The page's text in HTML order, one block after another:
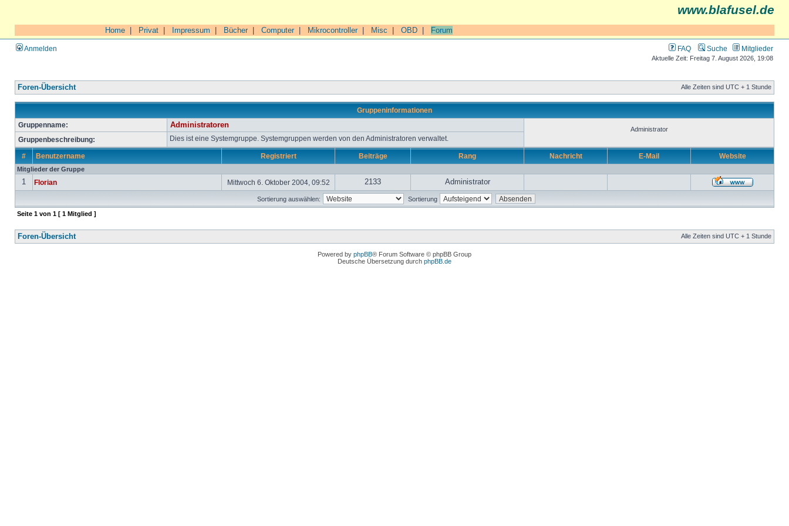
www.blafusel.de
Home Privat Impressum Bücher| Computer| Mikrocontroller| Misc OBD Forum
Anmelden FAQ Suche Mitglieder
Aktuelle Zeit: Freitag 7. August 2026, 19:08
Foren-Übersicht Alle Zeiten sind UTC + 1 Stunde
Gruppeninformationen
Gruppenname:
Administratoren Administrator
Gruppenbeschreibung: Dies ist eine Systemgruppe. Systemgruppen werden von den Administratoren verwaltet.
# Benutzername Registriert Beiträge Rang Nachricht E-Mail Website
Mitglieder der Gruppe
1 Florian Mittwoch 6. Oktober 2004, 09:52 2133 Administrator
Sortierung auswählen: Sortierung
Seite 1 von 1 [ 1 Mitglied ]
Foren-Übersicht Alle Zeiten sind UTC + 1 Stunde
Powered by phpBB® Forum Software © phpBB Group
Deutsche Übersetzung durch phpBB.de